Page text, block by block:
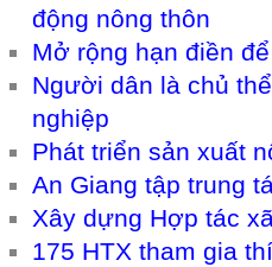
động nông thôn
Mở rộng hạn điền
Người dân là chủ
nghiệp
Phát triển sản xuất
An Giang tập trung
Xây dựng Hợp tác
175 HTX tham gia